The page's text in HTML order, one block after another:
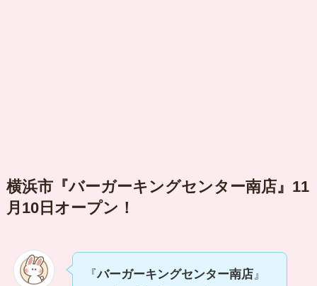
横浜市『バーガーキングセンター南店』11
月10日オープン！
『バーガーキングセンター南店』